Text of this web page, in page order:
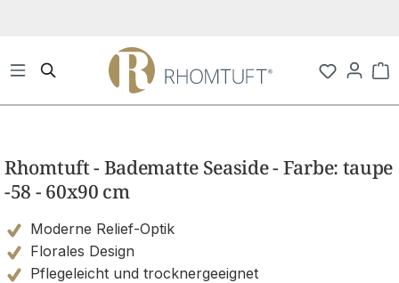
Rhomtuft - Badematte Seaside - Farbe: taupe
-58 - 60x90 cm
Moderne Relief-Optik
Florales Design
Pflegeleicht und trocknergeeignet